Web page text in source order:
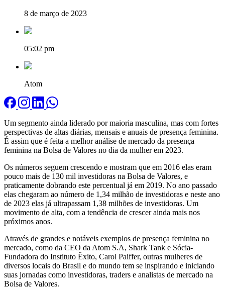
8 de março de 2023
05:02 pm
Atom
Um segmento ainda liderado por maioria masculina, mas com fortes
perspectivas de altas diárias, mensais e anuais de presença feminina.
É assim que é feita a melhor análise de mercado da presença
feminina na Bolsa de Valores no dia da mulher em 2023.
Os números seguem crescendo e mostram que em 2016 elas eram
pouco mais de 130 mil investidoras na Bolsa de Valores, e
praticamente dobrando este percentual já em 2019. No ano passado
elas chegaram ao número de 1,34 milhão de investidoras e neste ano
de 2023 elas já ultrapassam 1,38 milhões de investidoras. Um
movimento de alta, com a tendência de crescer ainda mais nos
próximos anos.
Através de grandes e notáveis exemplos de presença feminina no
mercado, como da CEO da Atom S.A, Shark Tank e Sócia-
Fundadora do Instituto Êxito, Carol Paiffer, outras mulheres de
diversos locais do Brasil e do mundo tem se inspirando e iniciando
suas jornadas como investidoras, traders e analistas de mercado na
Bolsa de Valores.